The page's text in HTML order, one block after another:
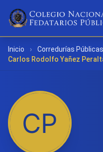
Inicio › Corredurías
Carlos Rodolfo Yañez